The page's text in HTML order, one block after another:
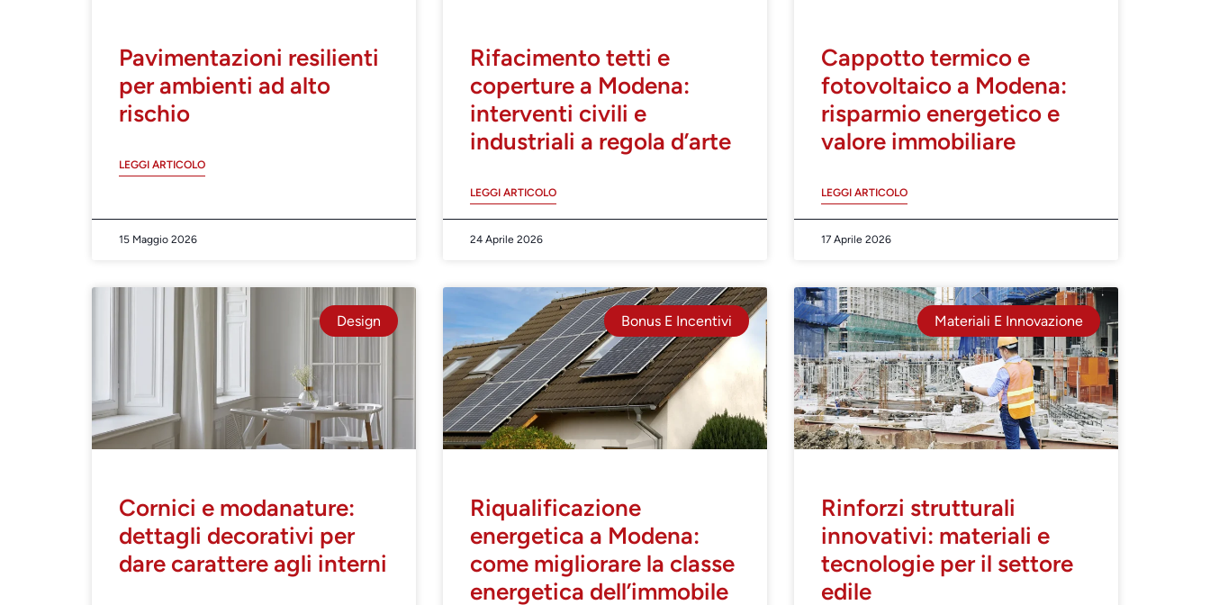
Pavimentazioni resilienti
per ambienti ad alto
rischio
LEGGI ARTICOLO
15 Maggio 2026
Rifacimento tetti e
coperture a Modena:
interventi civili e
industriali a regola d’arte
LEGGI ARTICOLO
24 Aprile 2026
Cappotto termico e
fotovoltaico a Modena:
risparmio energetico e
valore immobiliare
LEGGI ARTICOLO
17 Aprile 2026
Design
Cornici e modanature:
dettagli decorativi per
dare carattere agli interni
Bonus E Incentivi
Riqualificazione
energetica a Modena:
come migliorare la classe
energetica dell’immobile
Materiali E Innovazione
Rinforzi strutturali
innovativi: materiali e
tecnologie per il settore
edile